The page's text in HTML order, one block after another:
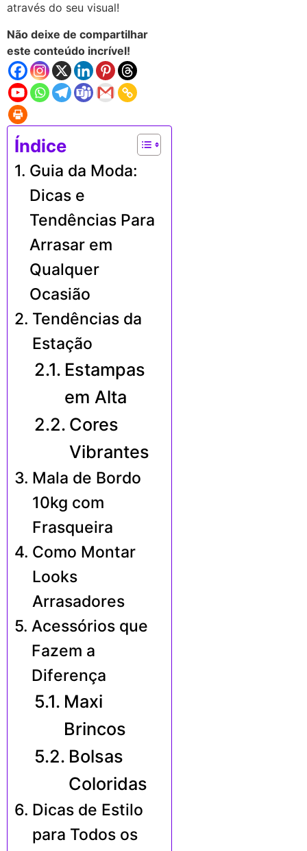
através do seu visual!
Não deixe de compartilhar
este conteúdo incrível!
Índice
Guia da Moda:
Dicas e
Tendências Para
Arrasar em
Qualquer
Ocasião
Tendências da
Estação
Estampas
em Alta
Cores
Vibrantes
Mala de Bordo
10kg com
Frasqueira
Como Montar
Looks
Arrasadores
Acessórios que
Fazem a
Diferença
Maxi
Brincos
Bolsas
Coloridas
Dicas de Estilo
para Todos os